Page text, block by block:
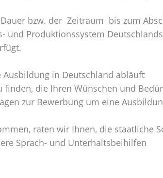
bzw. der Zeitraum bis zum
und Produktionssystem
in Deutschland abläuft
finden, die Ihren Wünschen und
zur Bewerbung um eine
raten wir Ihnen, die staatliche
Sprach- und Unterhaltsbeihilfen